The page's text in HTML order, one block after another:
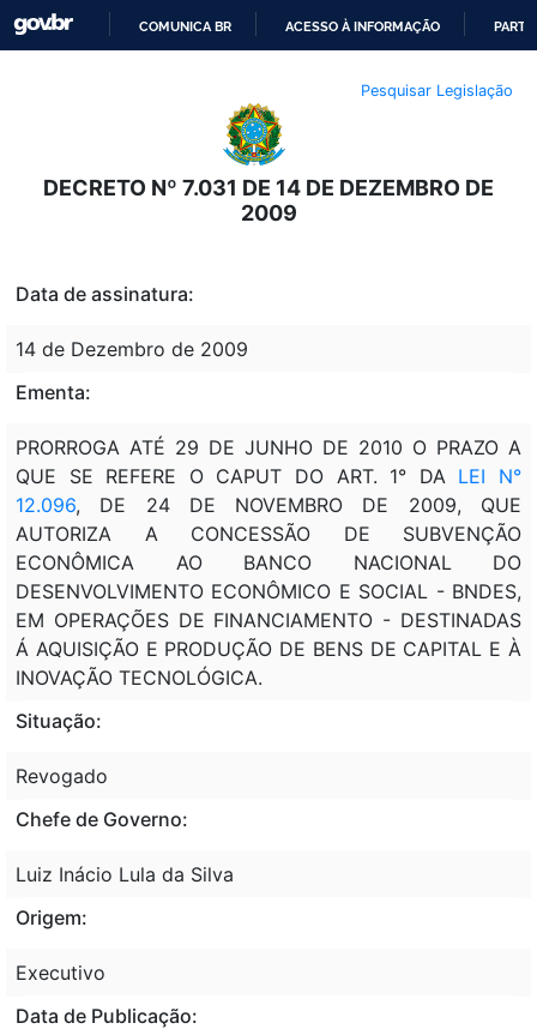
O
CONTEÚDO
COMUNICA BR ACESSO À INFORMAÇÃO
Pesquisar Legislação
DECRETO Nº 7.031 DE 14 DE DEZEMBRO DE
2009
Data de assinatura:
14 de Dezembro de 2009
Ementa:
PRORROGA ATÉ 29 DE JUNHO DE 2010 O PRAZO A
QUE SE REFERE O CAPUT DO ART. 1° DA LEI N°
12.096, DE 24 DE NOVEMBRO DE 2009, QUE
AUTORIZA A CONCESSÃO DE SUBVENÇÃO
ECONÔMICA AO BANCO NACIONAL DO
DESENVOLVIMENTO ECONÔMICO E SOCIAL - BNDES,
EM OPERAÇÕES DE FINANCIAMENTO - DESTINADAS
Á AQUISIÇÃO E PRODUÇÃO DE BENS DE CAPITAL E À
INOVAÇÃO TECNOLÓGICA.
Situação:
Revogado
Chefe de Governo:
Luiz Inácio Lula da Silva
Origem:
Executivo
Data de Publicação: